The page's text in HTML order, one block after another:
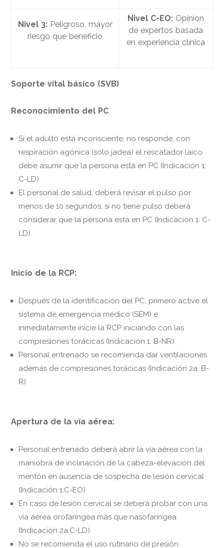
Nivel 3:Peligroso, mayor
riesgo que beneficio
Nivel C-EO: Opinion
de expertos basada
en experiencia clínica
Soporte vital básico (SVB)
Reconocimiento del PC
Si el adulto está inconsciente, no responde, con
respiración agónica (solo jadea) el rescatador laico
debe asumir que la persona está en PC (Indicación 1:
C-LD)
El personal de salud, deberá revisar el pulso por
menos de 10 segundos, si no tiene pulso deberá
considerar que la persona está en PC (Indicación 1: C-
LD)
Inicio de la RCP:
Después de la identificación del PC, primero active el
sistema de emergencia médico (SEM) e
inmediatamente inicie la RCP iniciando con las
compresiones torácicas (Indicación 1: B-NR)
Personal entrenado se recomienda dar ventilaciones
además de compresiones torácicas (Indicación 2a: B-
R)
Apertura de la vía aérea:
Personal entrenado deberá abrir la vía aérea con la
maniobra de inclinación de la cabeza-elevación del
mentón en ausencia de sospecha de lesión cervical
(Indicación 1:C-EO)
En caso de lesión cervical se deberá probar con una
vía aérea orofaríngea más que nasofaríngea
(Indicación 2a:C-LD)
No se recomienda el uso rutinario de presión